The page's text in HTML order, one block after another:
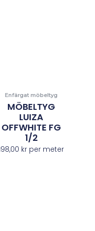
Enfärgat möbeltyg
MÖBELTYG
LUIZA
OFFWHITE FG
1/2
kr per meter